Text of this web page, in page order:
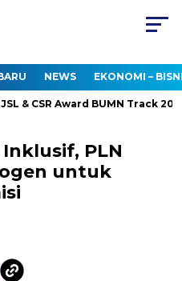
NEWS EKONOMI –
Award BUMN Track 2026
PLN
untuk